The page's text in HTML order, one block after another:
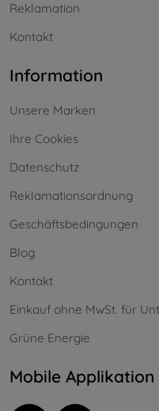
Reklamation
Kontakt
Information
Unsere Marken
Ihre Cookies
Datenschutz
Reklamationsordnung
Geschäftsbedingungen
Blog
Kontakt
Einkauf ohne MwSt. für
Grüne Energie
Mobile Applikation